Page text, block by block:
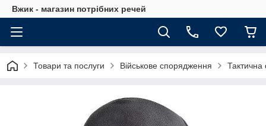
Вжик - магазин потрiбних речей
Товари та послуги Військове спорядження Тактична